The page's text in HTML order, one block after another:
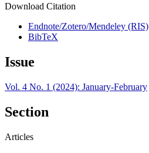
Download Citation
Endnote/Zotero/Mendeley (RIS)
BibTeX
Issue
Vol. 4 No. 1 (2024): January-February
Section
Articles